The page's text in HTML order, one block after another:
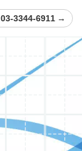
03-3344-6911